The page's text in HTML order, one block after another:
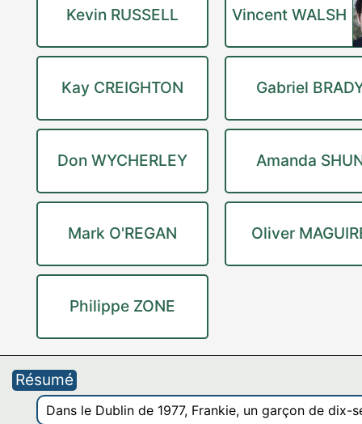
Kevin RUSSELL Vincent WALSH
Kay CREIGHTON Gabriel
Don WYCHERLEY Amanda
Mark O'REGAN Oliver
Philippe ZONE
Résumé
Dans le Dublin de 1977, Frankie, un garçon de